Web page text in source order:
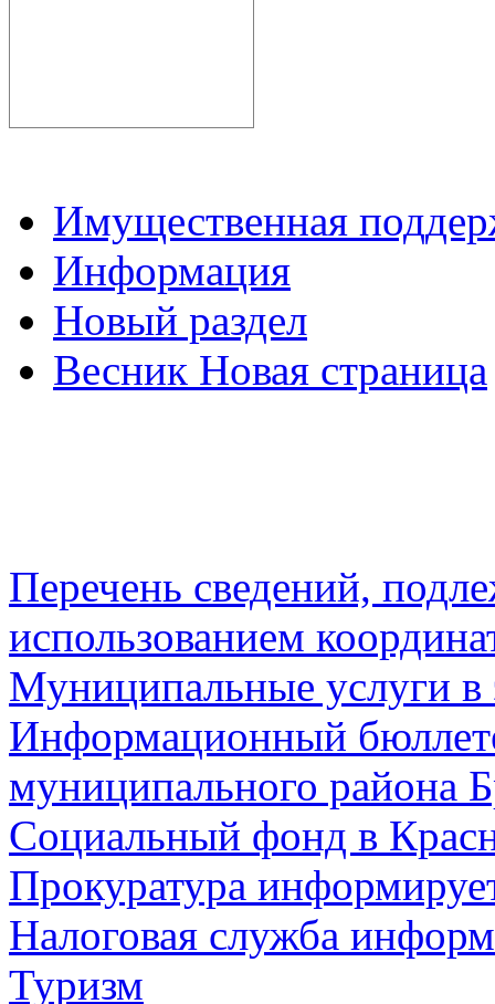
Имущественная
Информация
Новый раздел
Весник Новая страница
Перечень сведений,
использованием
Муниципальные услуги в
Информационный
муниципального района
Социальный фонд в
Прокуратура
Налоговая служба
Туризм